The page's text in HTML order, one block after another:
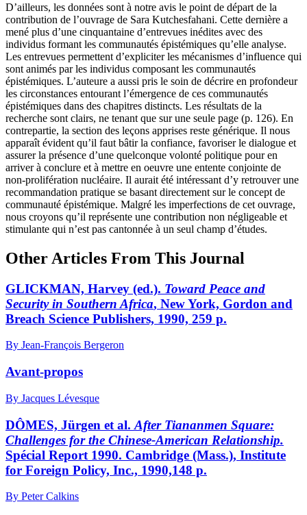
D’ailleurs, les données sont à notre avis le point de départ de la
contribution de l’ouvrage de Sara Kutchesfahani. Cette dernière a
mené plus d’une cinquantaine d’entrevues inédites avec des
individus formant les communautés épistémiques qu’elle analyse.
Les entrevues permettent d’expliciter les mécanismes d’influence qui
sont animés par les individus composant les communautés
épistémiques. L’auteure a aussi pris le soin de décrire en profondeur
les circonstances entourant l’émergence de ces communautés
épistémiques dans des chapitres distincts. Les résultats de la
recherche sont clairs, ne tenant que sur une seule page (p. 126). En
contrepartie, la section des leçons apprises reste générique. Il nous
apparaît évident qu’il faut bâtir la confiance, favoriser le dialogue et
assurer la présence d’une quelconque volonté politique pour en
arriver à conclure et à mettre en oeuvre une entente conjointe de
non-prolifération nucléaire. Il aurait été intéressant d’y retrouver une
recommandation pratique se basant directement sur le concept de
communauté épistémique. Malgré les imperfections de cet ouvrage,
nous croyons qu’il représente une contribution non négligeable et
stimulante qui n’est pas cantonnée à un seul champ d’études.
Other Articles From This Journal
GLICKMAN, Harvey (ed.). Toward Peace and
Security in Southern Africa, New York, Gordon and
Breach Science Publishers, 1990, 259 p.
By Jean-François Bergeron
Avant-propos
By Jacques Lévesque
DÔMES, Jürgen et al. After Tiananmen Square:
Challenges for the Chinese-American Relationship.
Spécial Report 1990. Cambridge (Mass.), Institute
for Foreign Policy, Inc., 1990,148 p.
By Peter Calkins